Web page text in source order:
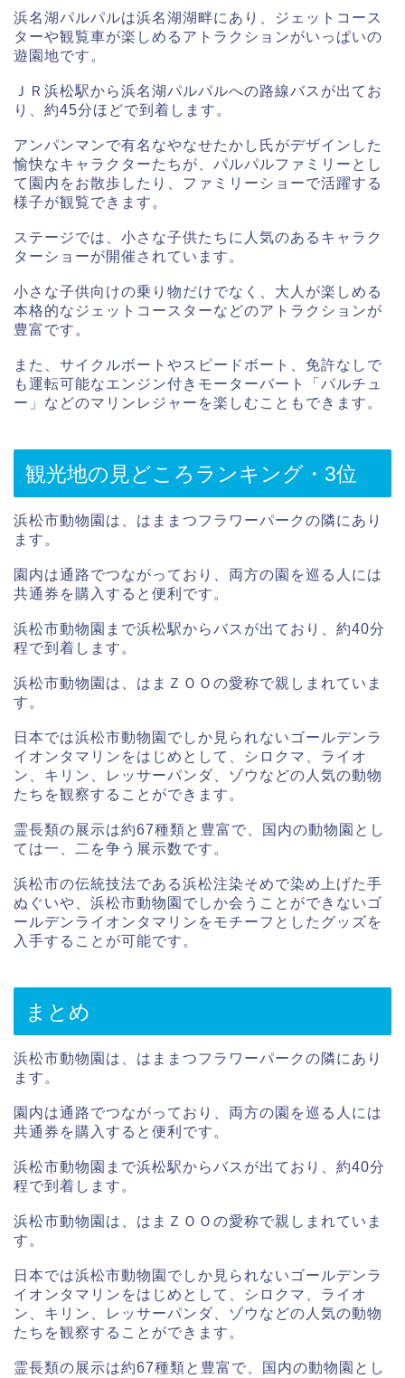
浜名湖パルパルは浜名湖湖畔にあり、ジェットコース
ターや観覧車が楽しめるアトラクションがいっぱいの
遊園地です。
ＪＲ浜松駅から浜名湖パルパルへの路線バスが出てお
り、約45分ほどで到着します。
アンパンマンで有名なやなせたかし氏がデザインした
愉快なキャラクターたちが、パルパルファミリーとし
て園内をお散歩したり、ファミリーショーで活躍する
様子が観覧できます。
ステージでは、小さな子供たちに人気のあるキャラク
ターショーが開催されています。
小さな子供向けの乗り物だけでなく、大人が楽しめる
本格的なジェットコースターなどのアトラクションが
豊富です。
また、サイクルボートやスピードボート、免許なしで
も運転可能なエンジン付きモーターバート「パルチュ
ー」などのマリンレジャーを楽しむこともできます。
観光地の見どころランキング・3位
浜松市動物園は、はままつフラワーパークの隣にあり
ます。
園内は通路でつながっており、両方の園を巡る人には
共通券を購入すると便利です。
浜松市動物園まで浜松駅からバスが出ており、約40分
程で到着します。
浜松市動物園は、はまＺＯＯの愛称で親しまれていま
す。
日本では浜松市動物園でしか見られないゴールデンラ
イオンタマリンをはじめとして、シロクマ、ライオ
ン、キリン、レッサーパンダ、ゾウなどの人気の動物
たちを観察することができます。
霊長類の展示は約67種類と豊富で、国内の動物園とし
ては一、二を争う展示数です。
浜松市の伝統技法である浜松注染そめで染め上げた手
ぬぐいや、浜松市動物園でしか会うことができないゴ
ールデンライオンタマリンをモチーフとしたグッズを
入手することが可能です。
まとめ
浜松市動物園は、はままつフラワーパークの隣にあり
ます。
園内は通路でつながっており、両方の園を巡る人には
共通券を購入すると便利です。
浜松市動物園まで浜松駅からバスが出ており、約40分
程で到着します。
浜松市動物園は、はまＺＯＯの愛称で親しまれていま
す。
日本では浜松市動物園でしか見られないゴールデンラ
イオンタマリンをはじめとして、シロクマ、ライオ
ン、キリン、レッサーパンダ、ゾウなどの人気の動物
たちを観察することができます。
霊長類の展示は約67種類と豊富で、国内の動物園とし